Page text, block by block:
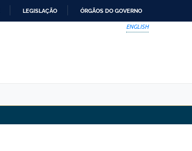
LEGISLAÇÃO ÓRGÃOS DO GOVERNO
ENGLISH